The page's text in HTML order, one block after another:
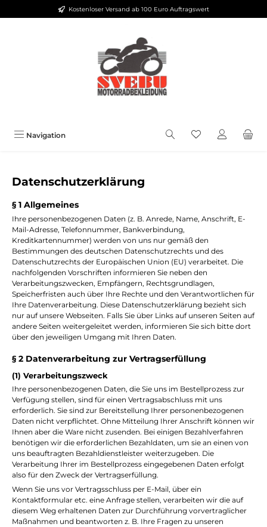
Zum Hauptinhalt springenKostenloser Versand ab 100 Euro Auftragswert
Navigation Du hast 0
Datenschutzerklärung
§ 1 Allgemeines
Ihre personenbezogenen Daten (z. B. Anrede, Name, Anschrift, E-
Mail-Adresse, Telefonnummer, Bankverbindung,
Kreditkartennummer) werden von uns nur gemäß den
Bestimmungen des deutschen Datenschutzrechts und des
Datenschutzrechts der Europäischen Union (EU) verarbeitet. Die
nachfolgenden Vorschriften informieren Sie neben den
Verarbeitungszwecken, Empfängern, Rechtsgrundlagen,
Speicherfristen auch über Ihre Rechte und den Verantwortlichen für
Ihre Datenverarbeitung. Diese Datenschutzerklärung bezieht sich
nur auf unsere Webseiten. Falls Sie über Links auf unseren Seiten auf
andere Seiten weitergeleitet werden, informieren Sie sich bitte dort
über den jeweiligen Umgang mit Ihren Daten.
§ 2 Datenverarbeitung zur Vertragserfüllung
(1) Verarbeitungszweck
Ihre personenbezogenen Daten, die Sie uns im Bestellprozess zur
Verfügung stellen, sind für einen Vertragsabschluss mit uns
erforderlich. Sie sind zur Bereitstellung Ihrer personenbezogenen
Daten nicht verpflichtet. Ohne Mitteilung Ihrer Anschrift können wir
Ihnen aber die Ware nicht zusenden. Bei einigen Bezahlverfahren
benötigen wir die erforderlichen Bezahldaten, um sie an einen von
uns beauftragten Bezahldienstleister weiterzugeben. Die
Verarbeitung Ihrer im Bestellprozess eingegebenen Daten erfolgt
also für den Zweck der Vertragserfüllung.
Wenn Sie uns vor Vertragsschluss per E-Mail, über ein
Kontaktformular etc. eine Anfrage stellen, verarbeiten wir die auf
diesem Weg erhaltenen Daten zur Durchführung vorvertraglicher
Maßnahmen und beantworten z. B. Ihre Fragen zu unseren